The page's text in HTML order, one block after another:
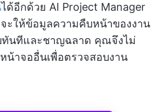
ได้อีกด้วย AI Project Manager
ะให้ข้อมูลความคืบหน้าของงาน
นทีและชาญฉลาด คุณจึงไม่
น้าจออื่นเพื่อตรวจสอบงาน